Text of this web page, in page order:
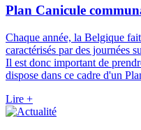
Plan Canicule
Chaque année, la Belgique
caractérisés par des journées
Il est donc important de
dispose dans ce cadre d'un
Lire +